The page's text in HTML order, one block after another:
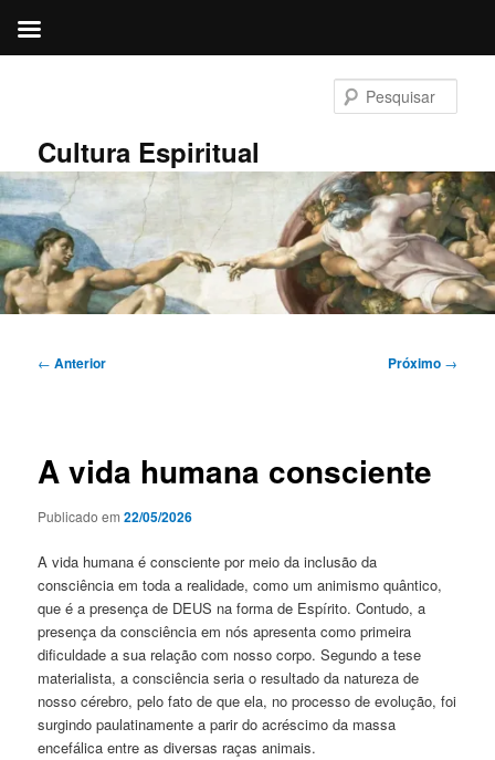
principalCultura Espiritual
Navegação
← Anterior Próximo →
A vida humana consciente
Publicado em22/05/2026
A vida humana é consciente por meio da inclusão da
consciência em toda a realidade, como um animismo quântico,
que é a presença de DEUS na forma de Espírito. Contudo, a
presença da consciência em nós apresenta como primeira
dificuldade a sua relação com nosso corpo. Segundo a tese
materialista, a consciência seria o resultado da natureza de
nosso cérebro, pelo fato de que ela, no processo de evolução, foi
surgindo paulatinamente a parir do acréscimo da massa
encefálica entre as diversas raças animais.